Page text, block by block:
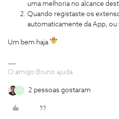
uma melhoria no alcance
Quando registaste os
automaticamente da App,
Um bem haja
O amigo Bruno ajuda
M 2 pessoas gostaram